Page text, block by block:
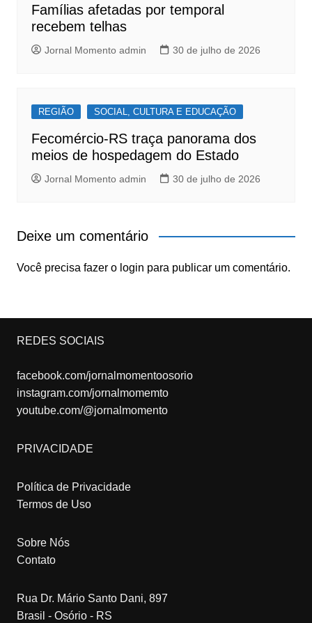
Famílias afetadas por temporal
recebem telhas
Jornal Momento admin 30 de julho de 2026
REGIÃO SOCIAL, CULTURA E EDUCAÇÃO
Fecomércio-RS traça panorama dos
meios de hospedagem do Estado
Jornal Momento admin 30 de julho de 2026
Deixe um comentário
Você precisa fazer o login para publicar um comentário.
REDES SOCIAIS
facebook.com/jornalmomentoosorio
instagram.com/jornalmomemto
youtube.com/@jornalmomento
PRIVACIDADE
Política de Privacidade
Termos de Uso
Sobre Nós
Contato
Rua Dr. Mário Santo Dani, 897
Brasil - Osório - RS